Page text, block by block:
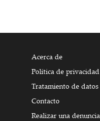
Acerca de
Política de privacidad
Tratamiento de datos
Contacto
Realizar una denuncia